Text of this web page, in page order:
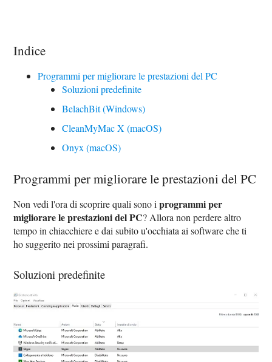
Indice
Programmi per migliorare le prestazioni del PC
Soluzioni predefinite
BelachBit (Windows)
CleanMyMac X (macOS)
Onyx (macOS)
Programmi per migliorare le prestazioni del PC
Non vedi l'ora di scoprire quali sono iprogrammi per
migliorare le prestazioni del PC? Allora non perdere altro
tempo in chiacchiere e dai subito u'occhiata ai software che ti
ho suggerito nei prossimi paragrafi.
Soluzioni predefinite